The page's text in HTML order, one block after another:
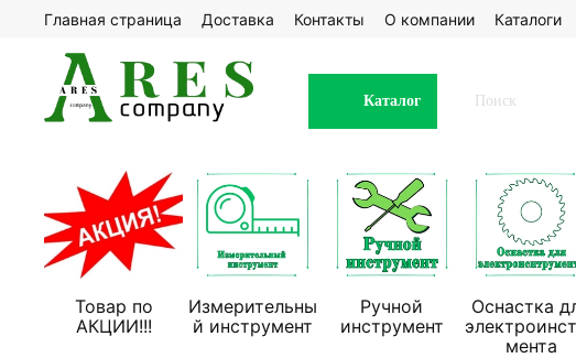
Главная страница Доставка Контакты О компании Каталоги
Каталог
Товар по
АКЦИИ!!!
Измерительны
й инструмент
Ручной
инструмент
Оснастка
мента